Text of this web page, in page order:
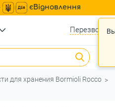
єВідновлення
для хранения Bormioli Rocco